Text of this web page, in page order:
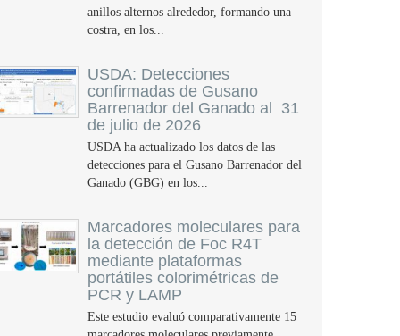
anillos alternos alrededor, formando una
costra, en los...
USDA: Detecciones
confirmadas de Gusano
Barrenador del Ganado al 31
de julio de 2026
USDA ha actualizado los datos de las
detecciones para el Gusano Barrenador del
Ganado (GBG) en los...
Marcadores moleculares para
la detección de Foc R4T
mediante plataformas
portátiles colorimétricas de
PCR y LAMP
Este estudio evaluó comparativamente 15